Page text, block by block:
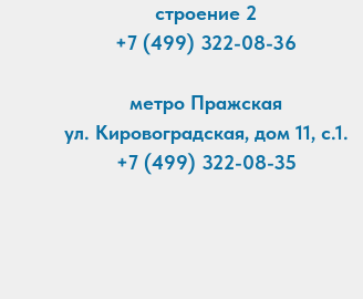
строение 2
+7 (499) 322-08-36
метро Пражская
ул. Кировоградская, дом 11, с.1.
+7 (499) 322-08-35